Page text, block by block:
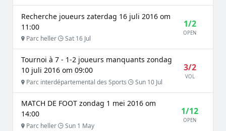
Recherche joueurs zaterdag 16 juli 2016 om
11:00
Parc heller Sat 16 Jul
1/2
OPEN
Tournoi à 7 - 1-2 joueurs manquants zondag
10 juli 2016 om 09:00
Parc interdépartemental des Sports Sun 10 Jul
3/2
VOL
MATCH DE FOOT zondag 1 mei 2016 om
14:00
Parc heller Sun 1 May
1/12
OPEN